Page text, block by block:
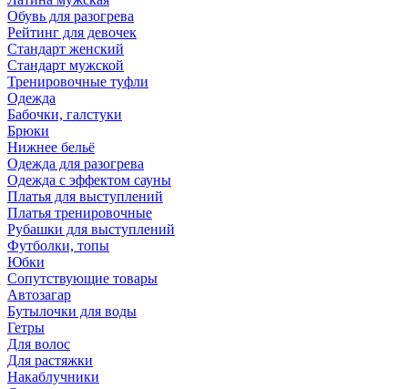
Обувь для разогрева
Рейтинг для девочек
Стандарт женский
Стандарт мужской
Тренировочные туфли
Одежда
Бабочки, галстуки
Брюки
Нижнее бельё
Одежда для разогрева
Одежда с эффектом сауны
Платья для выступлений
Платья тренировочные
Рубашки для выступлений
Футболки, топы
Юбки
Сопутствующие товары
Автозагар
Бутылочки для воды
Гетры
Для волос
Для растяжки
Накаблучники